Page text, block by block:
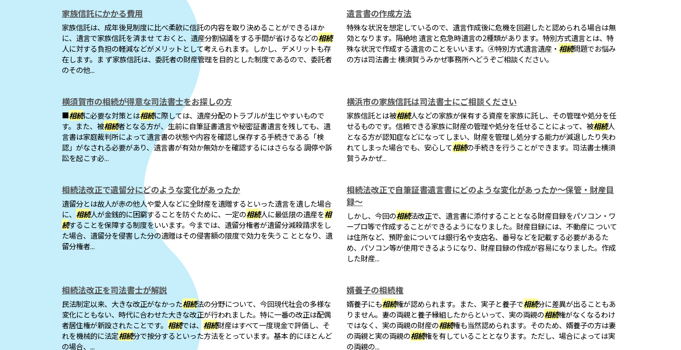
家族信託にかかる費用
家族信託は、成年後見制度に比べ柔軟に信託の内容を取り決めることができるほか
に、遺言で家族信託を済ませ ておくと、遺産分割協議をする手間が省けるなどの相続
人に対する負担の軽減などがメリットとして考えられます。しかし、デメリットも存
在します。ま ず家族信託は、委託者の財産管理を目的とした制度であるので、委託者
のその他...
遺言書の作成方法
特殊な状況を想定しているので、遺言作成後に危機を回避したと認められる場合は無
効となります。隔絶地 遺言と危急時遺言の2種類があります。特別方式遺言とは、特
殊な状況で作成する遺言のことをいいます。④特別方式遺言遺産・ 相続問題でお悩み
の方は司法書士 横須賀うみかぜ事務所へどうぞご相談ください。
横須賀市の相続が得意な司法書士をお探しの方
■相続に必要な対策とは相続に際しては、遺産分配のトラブルが生じやすいもので
す。また、被相続者となる方が、生前に自筆証書遺言や秘密証書遺言を残しても、遺
言書は家庭裁判所によって遺言書の状態や内容を確認し保存する手続きである「検
認」がなされる必要があり、遺言書が有効か無効かを確認するにはさらなる 調停や訴
訟を起こす必...
横浜市の家族信託は司法書士にご相談ください
家族信託とは被相続人などの家族が保有する資産を家族に託し、その管理や処分を任
せるものです。信頼できる家族に財産の管理や処分を任せることによって、被相続人
となる方が認知症などになってしまい、財産を管理し処分する能力が減退したり失わ
れてしまった場合でも、安心して相続の手続きを行うことができます。司法書士横須
賀うみかぜ...
相続法改正で遺留分にどのような変化があったか
遺留分とは故人が赤の他人や愛人などに全財産を遺贈するといった遺言を遺した場合
に、 相続人が金銭的に困窮することを防ぐために、一定の相続人に最低限の遺産を相
続することを保障する制度をいいます。今までは、遺留分権者が遺留分減殺請求をし
た場合、遺留分を侵害した分の遺贈はその侵害額の限度で効力を失うこ ととなり、遺
留分権者...
相続法改正で自筆証書遺言書にどのような変化があったか～保管・財産目
録～
しかし、今回の相続法改正で、遺言書に添付することとなる財産目録をパソコン・ワ
ープロ等で作成することができるようになりました。財産目録には、不動産に ついて
は住所など、預貯金については銀行名や支店名、番号などを記載する必要があるた
め、パソコン等が使用できるようになり、財産目録の作成が容易になりました。作成
した財産...
相続法改正を司法書士が解説
民法制定以来、大きな改正がなかった相続法の分野について、今回現代社会の多様な
変化にともない、時代に合わせた大きな改正が行われました。特に一番の改正は配偶
者居住権が新設されたことです。 相続では、 相続財産はすべて一度現金で評価し、そ
れを機械的に法定相続分で按分するといった方法をとっています。基本 的にほとんど
の場合、...
婿養子の相続権
婿養子にも相続権が認められます。また、実子と養子で相続分に差異が出ることもあ
りません。妻の両親と養子縁組したからといって、実の両親の相続権がなくなるわけ
ではなく、実の両親の財産の相続権も当然認められます。そのため、婿養子の方は妻
の両親と実の両親の相続権を有していることとなります。ただし、場合によっては実
の両親の...